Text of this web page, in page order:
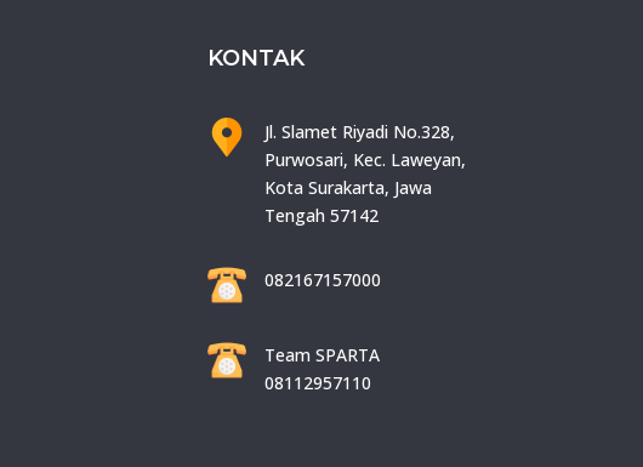
KONTAK
Jl. Slamet Riyadi No.328,
Purwosari, Kec. Laweyan,
Kota Surakarta, Jawa
Tengah 57142
082167157000
Team SPARTA
08112957110